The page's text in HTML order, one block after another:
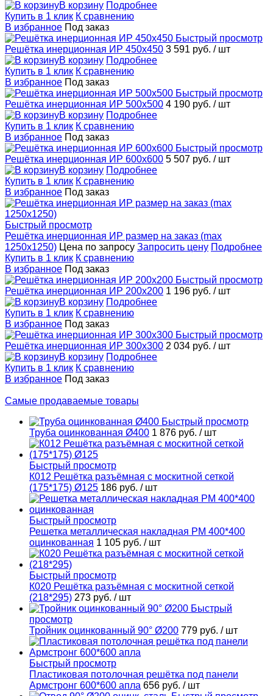
В корзину Подробнее
Купить в 1 клик К сравнению
В избранное Под заказ
Быстрый просмотр
Решётка инерционная ИР 450x450 3 591 руб. / шт
В корзину Подробнее
Купить в 1 клик К сравнению
В избранное Под заказ
Быстрый просмотр
Решётка инерционная ИР 500x500 4 190 руб. / шт
В корзину Подробнее
Купить в 1 клик К сравнению
В избранное Под заказ
Быстрый просмотр
Решётка инерционная ИР 600x600 5 507 руб. / шт
В корзину Подробнее
Купить в 1 клик К сравнению
В избранное Под заказ
Быстрый просмотр
Решётка инерционная ИР размер на заказ (max
1250x1250) Цена по запросу Запросить цену Подробнее
Купить в 1 клик К сравнению
В избранное Под заказ
Быстрый просмотр
Решётка инерционная ИР 200x200 1 196 руб. / шт
В корзину Подробнее
Купить в 1 клик К сравнению
В избранное Под заказ
Быстрый просмотр
Решётка инерционная ИР 300x300 2 034 руб. / шт
В корзину Подробнее
Купить в 1 клик К сравнению
В избранное Под заказ
Самые продаваемые товары
Быстрый просмотр
Труба оцинкованная Ø400 1 876 руб. / шт
Быстрый просмотр
К012 Решётка разъёмная с москитной сеткой
(175*175) Ø125 186 руб. / шт
Быстрый просмотр
Решетка металлическая накладная РМ 400*400
оцинкованная 1 105 руб. / шт
Быстрый просмотр
К020 Решётка разъёмная с москитной сеткой
(218*295) 273 руб. / шт
Быстрый
просмотр
Тройник оцинкованный 90° Ø200 779 руб. / шт
Быстрый просмотр
Пластиковая потолочная решётка под панели
Армстронг 600*600 апла 656 руб. / шт